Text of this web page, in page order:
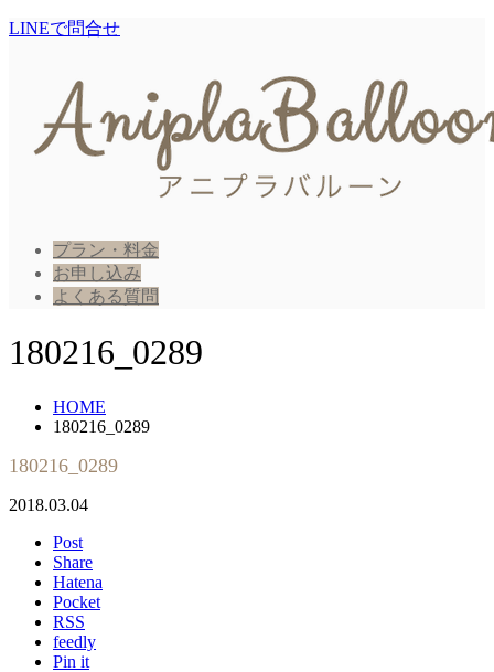
LINEで問合せ
プラン・料金
お申し込み
よくある質問
180216_0289
HOME
180216_0289
180216_0289
2018.03.04
Post
Share
Hatena
Pocket
RSS
feedly
Pin it